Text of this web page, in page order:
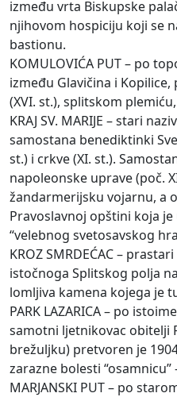
između vrta Biskupske
njihovom hospiciju koji se
bastionu.
KOMULOVIĆA PUT – po
između Glavičina i
(XVI. st.), splitskom
KRAJ SV. MARIJE – stari
samostana benediktinki
st.) i crkve (XI. st.).
napoleonske uprave (poč.
žandarmerijsku vojarnu, a
Pravoslavnoj opštini koja
“velebnog svetosavskog
KROZ SMRDEĆAC –
istočnoga Splitskog polja
lomljiva kamena kojega je
PARK LAZARICA – po
samotni ljetnikovac obitelji
brežuljku) pretvoren je
zarazne bolesti “osamnicu”
MARJANSKI PUT – po